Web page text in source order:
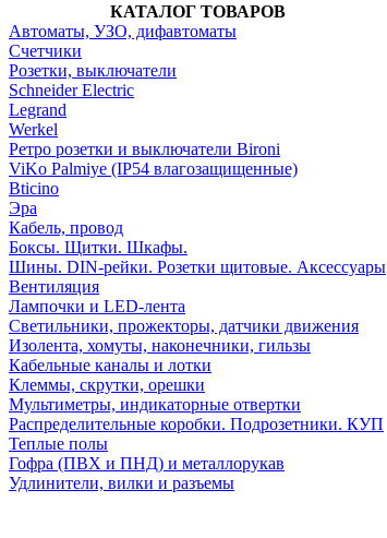
КАТАЛОГ ТОВАРОВ
Автоматы, УЗО, дифавтоматы
Счетчики
Розетки, выключатели
Schneider Electric
Legrand
Werkel
Ретро розетки и выключатели Bironi
ViKo Palmiye (IP54 влагозащищенные)
Bticino
Эра
Кабель, провод
Боксы. Щитки. Шкафы.
Шины. DIN-рейки. Розетки щитовые. Аксессуары
Вентиляция
Лампочки и LED-лента
Светильники, прожекторы, датчики движения
Изолента, хомуты, наконечники, гильзы
Кабельные каналы и лотки
Клеммы, скрутки, орешки
Мультиметры, индикаторные отвертки
Распределительные коробки. Подрозетники. КУП
Теплые полы
Гофра (ПВХ и ПНД) и металлорукав
Удлинители, вилки и разъемы